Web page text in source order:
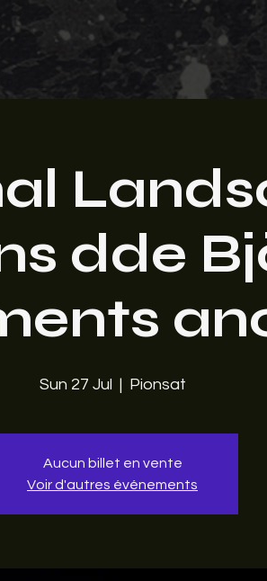
dde
Sun 27 Jul
  |
Pionsat
Aucun billet en vente
Voir d'autres événements